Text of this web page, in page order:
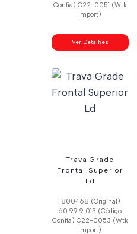
Confia) C22-0051 (Wtk
Import)
Ver Detalhes
Trava Grade
Frontal Superior
Ld
1800468 (Original)
60.99.9.013 (Código
Confia) C22-0053 (Wtk
Import)